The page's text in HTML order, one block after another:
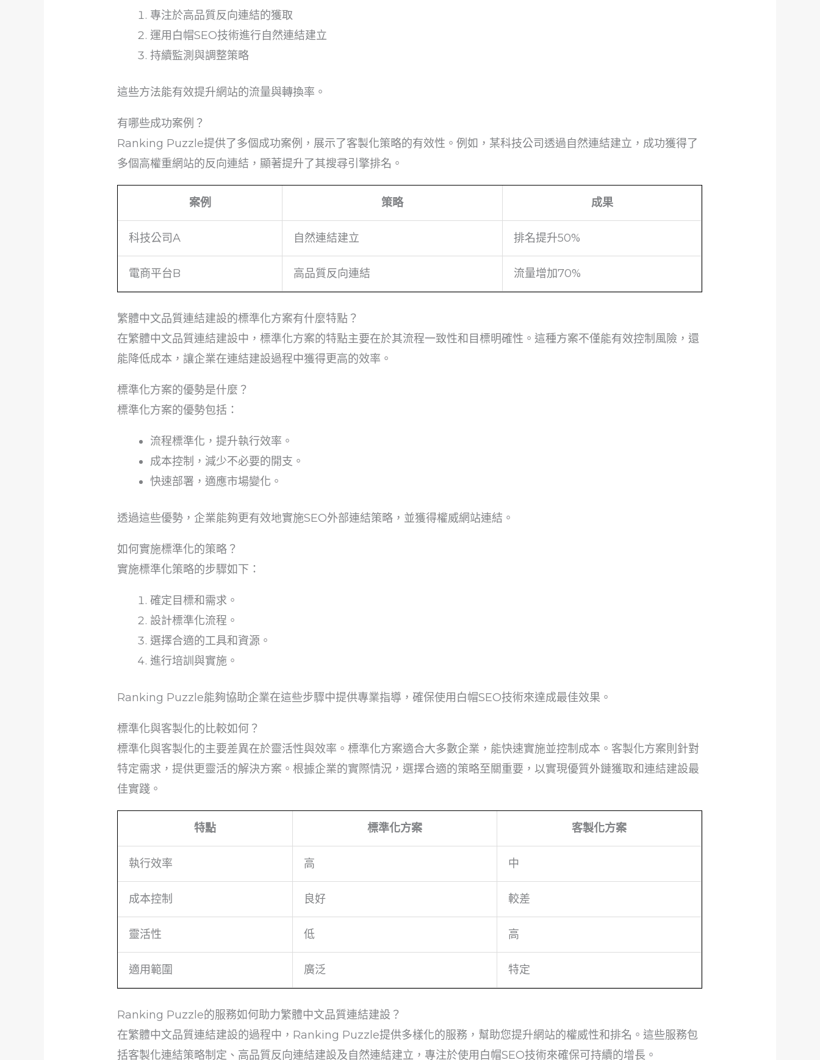
專注於高品質反向連結的獲取
運用白帽SEO技術進行自然連結建立
持續監測與調整策略
這些方法能有效提升網站的流量與轉換率。
有哪些成功案例？
Ranking Puzzle提供了多個成功案例，展示了客製化策略的有效性。例如，某科技公司透過自然連結建立，成功獲得了
多個高權重網站的反向連結，顯著提升了其搜尋引擎排名。
案例 策略 成果
科技公司A 自然連結建立 排名提升50%
電商平台B 高品質反向連結 流量增加70%
繁體中文品質連結建設的標準化方案有什麼特點？
在繁體中文品質連結建設中，標準化方案的特點主要在於其流程一致性和目標明確性。這種方案不僅能有效控制風險，還
能降低成本，讓企業在連結建設過程中獲得更高的效率。
標準化方案的優勢是什麼？
標準化方案的優勢包括：
流程標準化，提升執行效率。
成本控制，減少不必要的開支。
快速部署，適應市場變化。
透過這些優勢，企業能夠更有效地實施SEO外部連結策略，並獲得權威網站連結。
如何實施標準化的策略？
實施標準化策略的步驟如下：
確定目標和需求。
設計標準化流程。
選擇合適的工具和資源。
進行培訓與實施。
Ranking Puzzle能夠協助企業在這些步驟中提供專業指導，確保使用白帽SEO技術來達成最佳效果。
標準化與客製化的比較如何？
標準化與客製化的主要差異在於靈活性與效率。標準化方案適合大多數企業，能快速實施並控制成本。客製化方案則針對
特定需求，提供更靈活的解決方案。根據企業的實際情況，選擇合適的策略至關重要，以實現優質外鏈獲取和連結建設最
佳實踐。
特點 標準化方案 客製化方案
執行效率 高 中
成本控制 良好 較差
靈活性 低 高
適用範圍 廣泛 特定
Ranking Puzzle的服務如何助力繁體中文品質連結建設？
在繁體中文品質連結建設的過程中，Ranking Puzzle提供多樣化的服務，幫助您提升網站的權威性和排名。這些服務包
括客製化連結策略制定、高品質反向連結建設及自然連結建立，專注於使用白帽SEO技術來確保可持續的增長。